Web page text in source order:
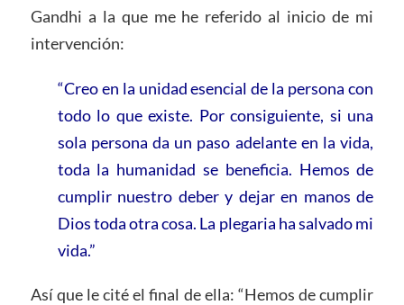
Gandhi a la que me he referido al inicio de mi
intervención:
“Creo en la unidad esencial de la persona con
todo lo que existe. Por consiguiente, si una
sola persona da un paso adelante en la vida,
toda la humanidad se beneficia. Hemos de
cumplir nuestro deber y dejar en manos de
Dios toda otra cosa. La plegaria ha salvado mi
vida.”
Así que le cité el final de ella: “Hemos de cumplir